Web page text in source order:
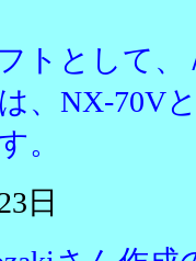
トとして、
、NX-70V
。
日